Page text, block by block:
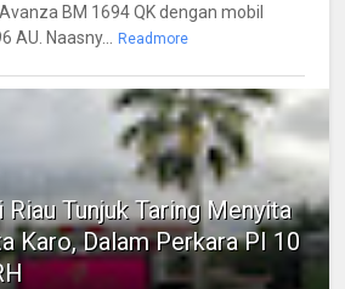
BM 1694 QK dengan mobil
Naasny...
Readmore
Tunjuk Taring Menyita
Karo, Dalam Perkara PI 10